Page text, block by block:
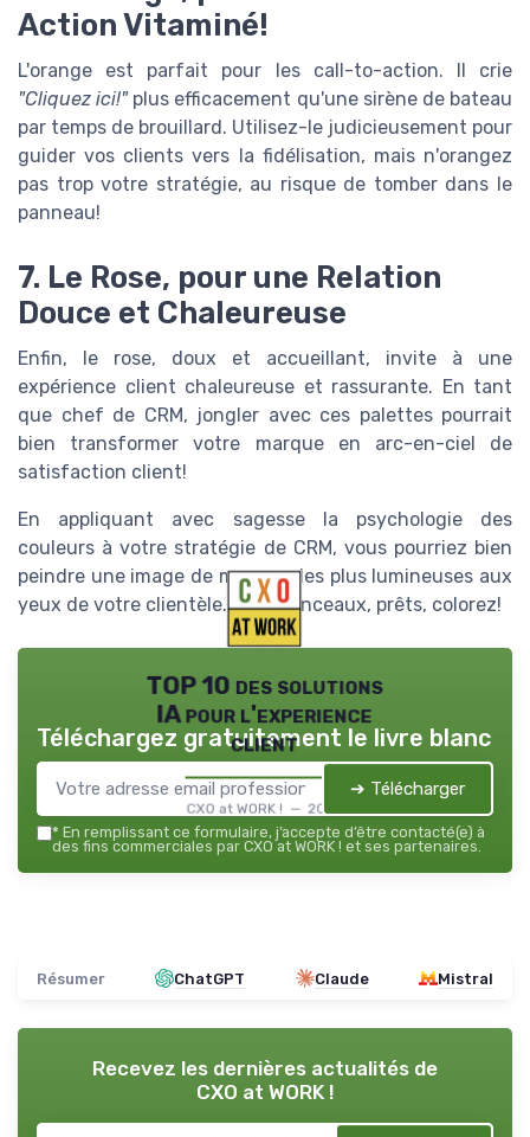
Action Vitaminé!
L'orange est parfait pour les call-to-action. Il crie
"Cliquez ici!"plus efficacement qu'une sirène de bateau
par temps de brouillard. Utilisez-le judicieusement pour
guider vos clients vers la fidélisation, mais n'orangez
pas trop votre stratégie, au risque de tomber dans le
panneau!
7. Le Rose, pour une Relation
Douce et Chaleureuse
Enfin, le rose, doux et accueillant, invite à une
expérience client chaleureuse et rassurante. En tant
que chef de CRM, jongler avec ces palettes pourrait
bien transformer votre marque en arc-en-ciel de
satisfaction client!
En appliquant avec sagesse la psychologie des
couleurs à votre stratégie de CRM, vous pourriez bien
peindre une image de marque des plus lumineuses aux
yeux de votre clientèle. À vos pinceaux, prêts, colorez!
TOP 10 des solutions
IA pour l'experience
client
CXO at WORK ! — 2026
Téléchargez gratuitement le livre blanc
➔ Télécharger
* En remplissant ce formulaire, j’accepte d’être contacté(e) à
des fins commerciales par CXO at WORK ! et ses partenaires.
Résumer ChatGPT Claude Mistral
Recevez les dernières actualités de
CXO at WORK !